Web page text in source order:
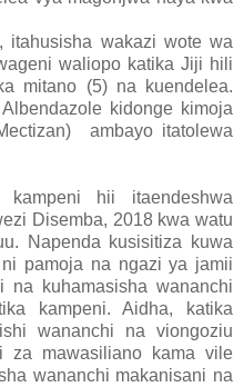
itahusisha wakazi wote wa
waliopo katika Jiji hili
mitano (5) na kuendelea.
kidonge kimoja
ambayo itatolewa
kampeni hii itaendeshwa
Disemba, 2018 kwa watu
Napenda kusisitiza kuwa
pamoja na ngazi ya jamii
na kuhamasisha wananchi
kampeni. Aidha, katika
wananchi na viongoziu
za mawasiliano kama vile
wananchi makanisani na